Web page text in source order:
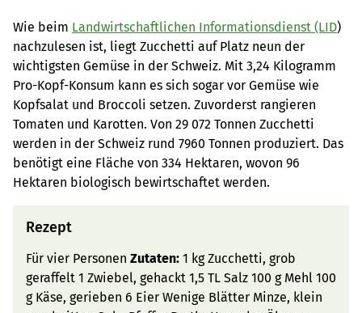
Wie beim Landwirtschaftlichen Informationsdienst (LID)
nachzulesen ist, liegt Zucchetti auf Platz neun der
wichtigsten Gemüse in der Schweiz. Mit 3,24 Kilogramm
Pro-Kopf-Konsum kann es sich sogar vor Gemüse wie
Kopfsalat und Broccoli setzen. Zuvorderst rangieren
Tomaten und Karotten. Von 29 072 Tonnen Zucchetti
werden in der Schweiz rund 7960 Tonnen produziert. Das
benötigt eine Fläche von 334 Hektaren, wovon 96
Hektaren biologisch bewirtschaftet werden.
Rezept
Für vier Personen Zutaten: 1 kg Zucchetti, grob
geraffelt 1 Zwiebel, gehackt 1,5 TL Salz 100 g Mehl 100
g Käse, gerieben 6 Eier Wenige Blätter Minze, klein